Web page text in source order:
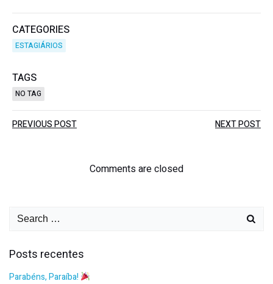
CATEGORIES
ESTAGIÁRIOS
TAGS
NO TAG
PREVIOUS POST NEXT POST
Comments are closed
Posts recentes
Parabéns, Paraíba!